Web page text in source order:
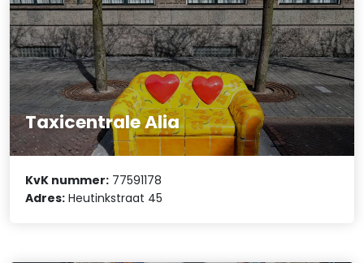
Taxicentrale Alia
KvK nummer: 77591178
Adres: Heutinkstraat 45